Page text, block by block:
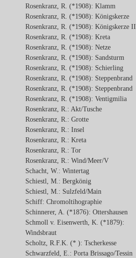
Rosenkranz, R. (*1908): Klamm
Rosenkranz, R. (*1908): Königskerze
Rosenkranz, R. (*1908): Königskerze II
Rosenkranz, R. (*1908): Kreta
Rosenkranz, R. (*1908): Netze
Rosenkranz, R. (*1908): Sandsturm
Rosenkranz, R. (*1908): Schierling
Rosenkranz, R. (*1908): Steppenbrand
Rosenkranz, R. (*1908): Steppenbrand
Rosenkranz, R. (*1908): Ventigmilia
Rosenkranz, R.: Akt/Tusche
Rosenkranz, R.: Grotte
Rosenkranz, R.: Insel
Rosenkranz, R.: Kreta
Rosenkranz, R.: Tor
Rosenkranz, R.: Wind/Meer/V
Schacht, W.: Wintertag
Schiestl, M.: Bergkönig
Schiestl, M.: Sulzfeld/Main
Schiff: Chromoltihographie
Schinnerer, A. (*1876): Ottershausen
Schmoll v. Eisenwerth, K. (*1879):
Windsbraut
Scholtz, R.F.K. (* ): Tscherkesse
Schwarzfeld, E.: Porta Brissago/Tessin